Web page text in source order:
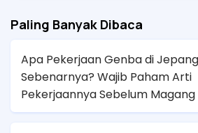
Paling Banyak Dibaca
Apa Pekerjaan Genba di Jepang
Sebenarnya? Wajib Paham Arti
Pekerjaannya Sebelum Magang
Sana!